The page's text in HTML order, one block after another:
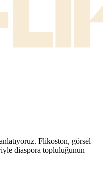
Flikoston, görsel
diaspora topluluğunun